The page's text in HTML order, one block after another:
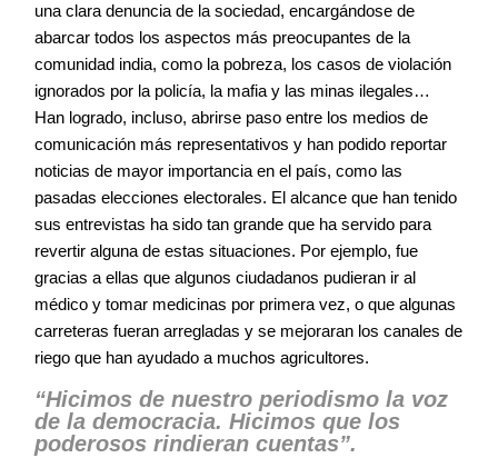
una clara denuncia de la sociedad, encargándose de
abarcar todos los aspectos más preocupantes de la
comunidad india, como la pobreza, los casos de violación
ignorados por la policía, la mafia y las minas ilegales…
Han logrado, incluso, abrirse paso entre los medios de
comunicación más representativos y han podido reportar
noticias de mayor importancia en el país, como las
pasadas elecciones electorales. El alcance que han tenido
sus entrevistas ha sido tan grande que ha servido para
revertir alguna de estas situaciones. Por ejemplo, fue
gracias a ellas que algunos ciudadanos pudieran ir al
médico y tomar medicinas por primera vez, o que algunas
carreteras fueran arregladas y se mejoraran los canales de
riego que han ayudado a muchos agricultores.
“Hicimos de nuestro periodismo la voz
de la democracia. Hicimos que los
poderosos rindieran cuentas”.